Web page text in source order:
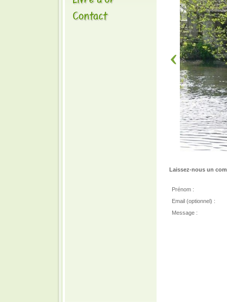
Laissez-nous un
Prénom :
Email (optionnel) :
Message :